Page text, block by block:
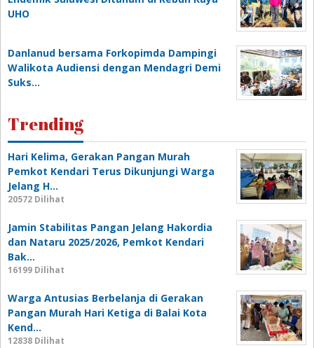
UHO
Danlanud bersama Forkopimda Dampingi
Walikota Audiensi dengan Mendagri Demi
Suks…
Trending
Hari Kelima, Gerakan Pangan Murah
Pemkot Kendari Terus Dikunjungi Warga
Jelang H…
20572 Dilihat
Jamin Stabilitas Pangan Jelang Hakordia
dan Nataru 2025/2026, Pemkot Kendari
Bak…
16199 Dilihat
Warga Antusias Berbelanja di Gerakan
Pangan Murah Hari Ketiga di Balai Kota
Kend…
12838 Dilihat